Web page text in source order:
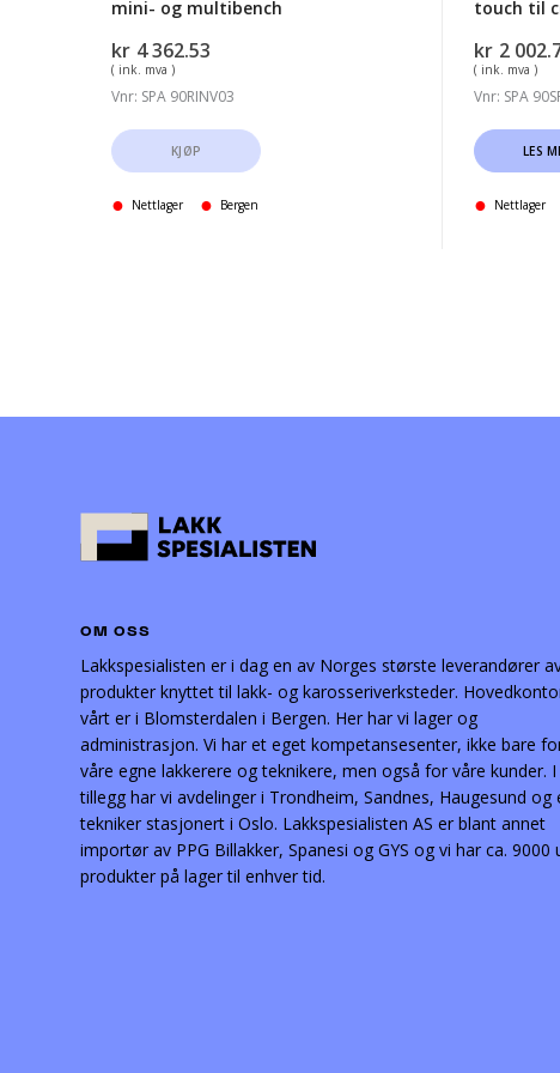
mini- og multibench
kr 4 362.53
( ink. mva )
Vnr: SPA 90RINV03
KJØP
Nettlager Bergen
touch til
kr 2
( ink. mva )
Vnr: SPA
LES
Nettlager
OM OSS
Lakkspesialisten er i dag en av Norges største leverandører
produkter knyttet til lakk- og karosseriverksteder.
vårt er i Blomsterdalen i Bergen. Her har vi lager og
administrasjon. Vi har et eget kompetansesenter, ikke bare
våre egne lakkerere og teknikere, men også for våre kunder. I
tillegg har vi avdelinger i Trondheim, Sandnes, Haugesund og
tekniker stasjonert i Oslo. Lakkspesialisten AS er blant annet
importør av PPG Billakker, Spanesi og GYS og vi har ca. 9000
produkter på lager til enhver tid.